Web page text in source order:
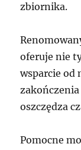
zbiornika.
oferuje nie
wsparcie od
oszczędza
Pomocne